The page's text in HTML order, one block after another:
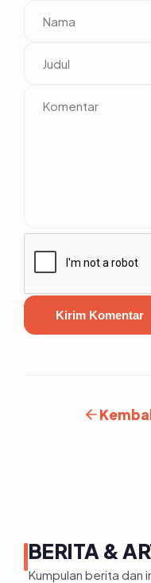
Kirim Komentar
BERITA &
Kumpulan berita dan